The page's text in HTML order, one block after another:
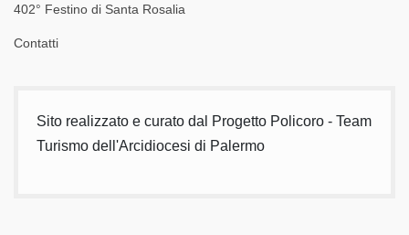
402° Festino di Santa Rosalia
Contatti
Sito realizzato e curato dal Progetto Policoro - Team
Turismo dell'Arcidiocesi di Palermo